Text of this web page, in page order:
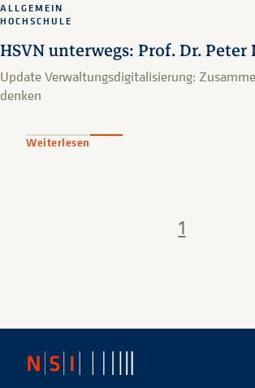
HSVN unterwegs: Prof. Dr. Peter
ALLGEMEIN
HOCHSCHULE
Update Verwaltungsdigitalisierung:
denken
Weiterlesen
1